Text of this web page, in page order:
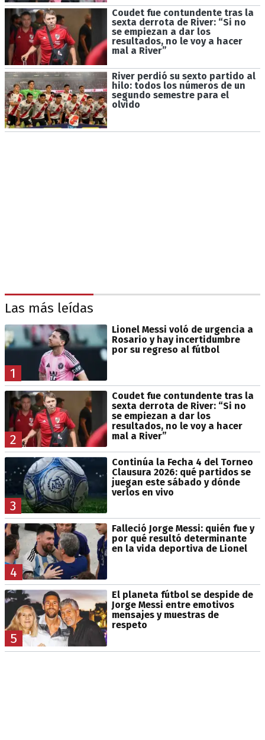
Coudet fue contundente tras la
sexta derrota de River: “Si no
se empiezan a dar los
resultados, no le voy a hacer
mal a River”
River perdió su sexto partido al
hilo: todos los números de un
segundo semestre para el
olvido
Las más leídas
1
Lionel Messi voló de urgencia a
Rosario y hay incertidumbre
por su regreso al fútbol
2
Coudet fue contundente tras la
sexta derrota de River: “Si no
se empiezan a dar los
resultados, no le voy a hacer
mal a River”
3
Continúa la Fecha 4 del Torneo
Clausura 2026: qué partidos se
juegan este sábado y dónde
verlos en vivo
4
Falleció Jorge Messi: quién fue y
por qué resultó determinante
en la vida deportiva de Lionel
5
El planeta fútbol se despide de
Jorge Messi entre emotivos
mensajes y muestras de
respeto